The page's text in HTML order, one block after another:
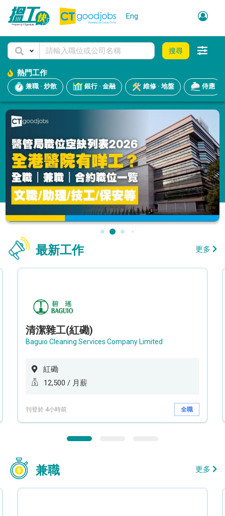
Eng
搜尋
熱門工作
兼職 · 炒散 銀行 · 金融 維修 · 地盤 侍應
最新工作 更多
清潔雜工(紅磡)
Baguio Cleaning Services Company Limited
紅磡
12,500 / 月薪
刊登於 4小時前 全職
兼職 更多